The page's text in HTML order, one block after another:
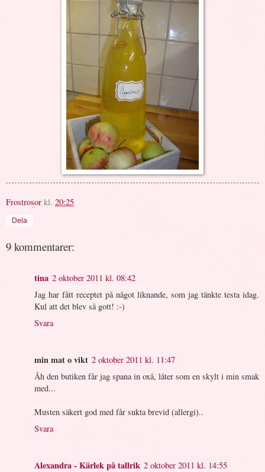
Frostrosor kl. 20:25
Dela
9 kommentarer:
tina 2 oktober 2011 kl. 08:42
Jag har fått receptet på något liknande, som jag tänkte testa idag.
Kul att det blev så gott! :-)
Svara
min mat o vikt 2 oktober 2011 kl. 11:47
Åh den butiken får jag spana in oxå, låter som en skylt i min smak
med...
Musten säkert god med får sukta brevid (allergi)..
Svara
Alexandra - Kärlek på tallrik 2 oktober 2011 kl. 14:55